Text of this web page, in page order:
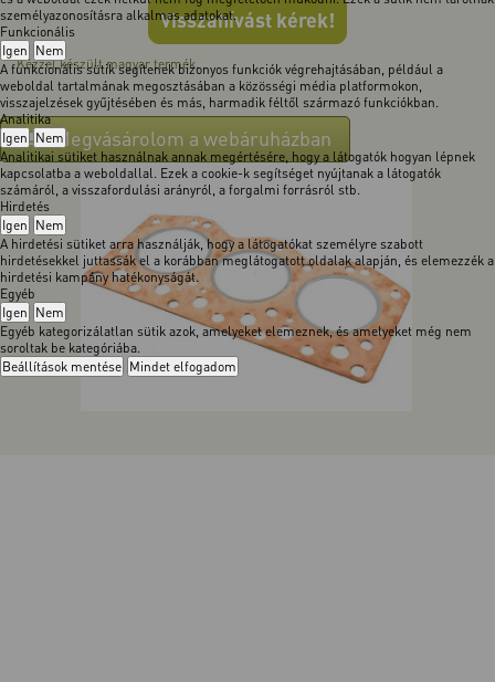
személyazonosításra alkalmas adatokat.
Funkcionális
Igen Nem
A funkcionális sütik segítenek bizonyos funkciók végrehajtásában, például a
weboldal tartalmának megosztásában a közösségi média platformokon,
visszajelzések gyűjtésében és más, harmadik féltől származó funkciókban.
Analitika
Igen Nem
Analitikai sütiket használnak annak megértésére, hogy a látogatók hogyan lépnek
kapcsolatba a weboldallal. Ezek a cookie-k segítséget nyújtanak a látogatók
számáról, a visszafordulási arányról, a forgalmi forrásról stb.
Hirdetés
Igen Nem
A hirdetési sütiket arra használják, hogy a látogatókat személyre szabott
hirdetésekkel juttassák el a korábban meglátogatott oldalak alapján, és elemezzék a
hirdetési kampány hatékonyságát.
Egyéb
Igen Nem
Egyéb kategorizálatlan sütik azok, amelyeket elemeznek, és amelyeket még nem
soroltak be kategóriába.
Beállítások mentése Mindet elfogadom
Visszahívást kérek!
Kézzel készült magyar termék.
Megvásárolom a webáruházban